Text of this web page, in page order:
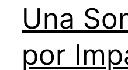
Una
por